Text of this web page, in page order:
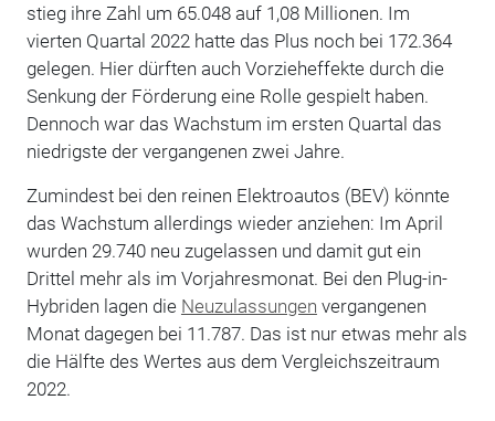
stieg ihre Zahl um 65.048 auf 1,08 Millionen. Im
vierten Quartal 2022 hatte das Plus noch bei 172.364
gelegen. Hier dürften auch Vorzieheffekte durch die
Senkung der Förderung eine Rolle gespielt haben.
Dennoch war das Wachstum im ersten Quartal das
niedrigste der vergangenen zwei Jahre.
Zumindest bei den reinen Elektroautos (BEV) könnte
das Wachstum allerdings wieder anziehen: Im April
wurden 29.740 neu zugelassen und damit gut ein
Drittel mehr als im Vorjahresmonat. Bei den Plug-in-
Hybriden lagen die Neuzulassungen vergangenen
Monat dagegen bei 11.787. Das ist nur etwas mehr als
die Hälfte des Wertes aus dem Vergleichszeitraum
2022.